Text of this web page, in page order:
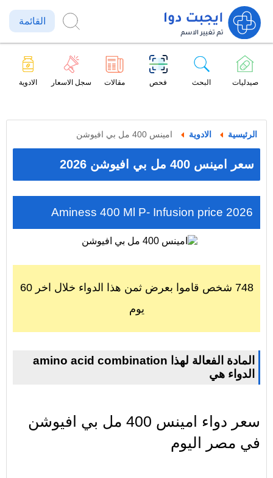
القائمة
صيدليات البحث فحص مقالات سجل الاسعار الادوية
الرئيسية الادوية امينس 400 مل بي افيوشن
سعر امينس 400 مل بي افيوشن 2026
Aminess 400 Ml P- Infusion price 2026
748 شخص قاموا بعرض ثمن هذا الدواء خلال اخر 60
يوم
amino acid combination المادة الفعالة لهذا
الدواء هي
سعر دواء امينس 400 مل بي افيوشن
في مصر اليوم